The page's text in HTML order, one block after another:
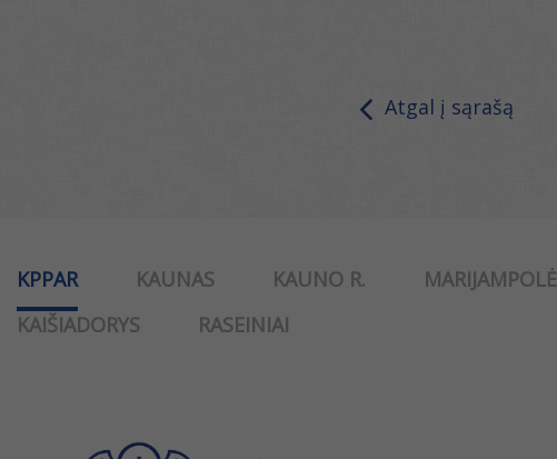
Atgal į sąrašą
KPPAR KAUNAS KAUNO R. MARIJAMPOLĖ
KAIŠIADORYS
RASEINIAI